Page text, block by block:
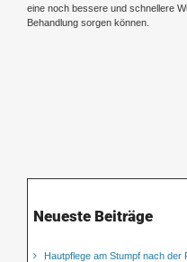
eine noch bessere und schnellere
Behandlung sorgen können.
Neueste Beiträge
Hautpflege am Stumpf nach der